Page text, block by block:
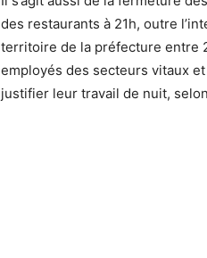
des restaurants à 21h, outre
territoire de la préfecture entre
employés des secteurs vitaux
justifier leur travail de nuit,